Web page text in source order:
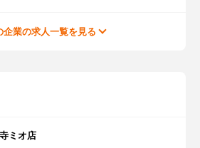
企業の求人一覧を見る
ミオ店